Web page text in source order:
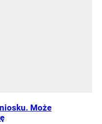
Może